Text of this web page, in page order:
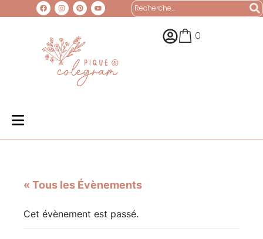
0
« Tous les Évènements
Cet évènement est passé.